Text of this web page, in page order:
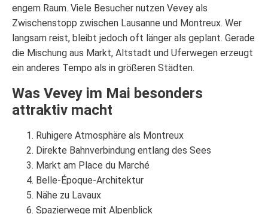
engem Raum. Viele Besucher nutzen Vevey als
Zwischenstopp zwischen Lausanne und Montreux. Wer
langsam reist, bleibt jedoch oft länger als geplant. Gerade
die Mischung aus Markt, Altstadt und Uferwegen erzeugt
ein anderes Tempo als in größeren Städten.
Was Vevey im Mai besonders
attraktiv macht
Ruhigere Atmosphäre als Montreux
Direkte Bahnverbindung entlang des Sees
Markt am Place du Marché
Belle-Époque-Architektur
Nähe zu Lavaux
Spazierwege mit Alpenblick